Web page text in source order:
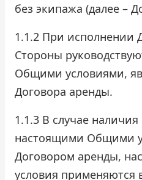
без экипажа (далее –
1.1.2 При исполнении
Стороны
Общими условиями,
Договора аренды.
1.1.3 В случае
настоящими Общими
Договором аренды,
условия применяются